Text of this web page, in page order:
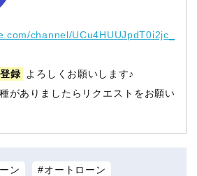
channel/UCu4HUUJpdT0i2jc_
録
よろしくお願いします♪
がありましたらリクエストをお願い
ン オートローン